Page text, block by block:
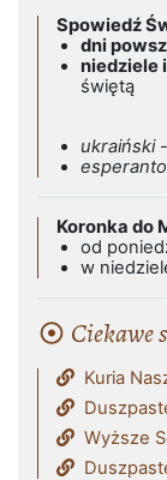
Spowiedź
dni
niedziele
świętą
ukraiński -
Koronka do
od
w
Ciekawe
Kuria
Wyższe